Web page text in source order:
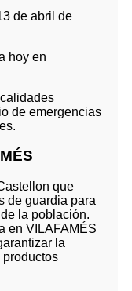
de abril de
hoy en
de emergencias
que
de guardia para
la población.
en VILAFAMÉS
la